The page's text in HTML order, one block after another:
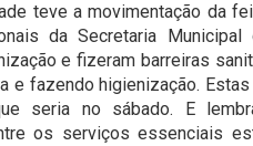
teve a movimentação da
da Secretaria
e fizeram barreiras
e fazendo higienização.
seria no sábado. E
os serviços essenciais